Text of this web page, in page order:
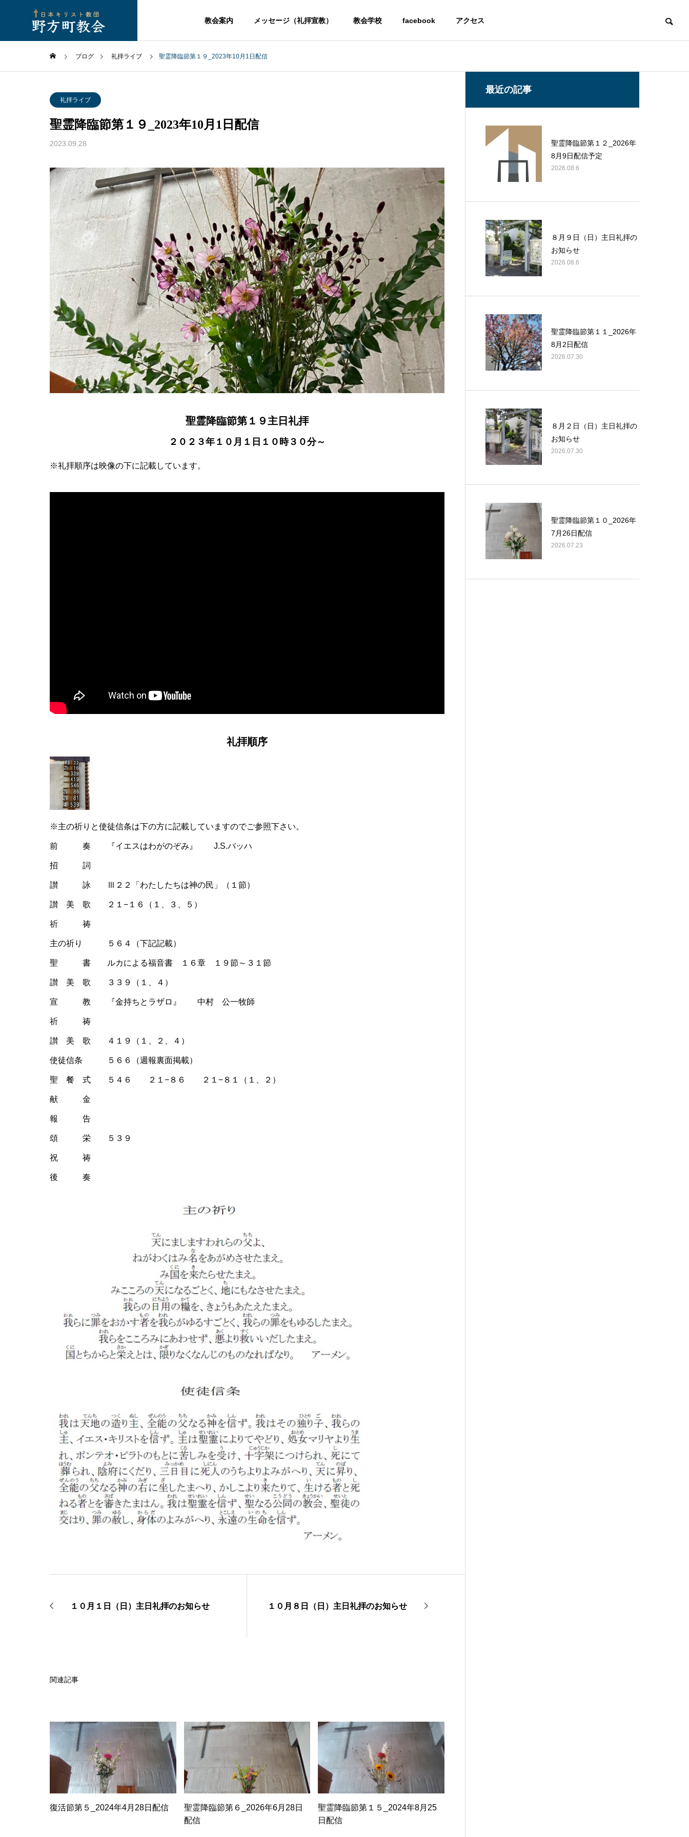
教会案内 メッセージ（礼拝宣教） 教会学校 facebook アクセス
ブログ 礼拝ライブ 聖霊降臨節第１９_2023年10月1日配信
礼拝ライブ
聖霊降臨節第１９_2023年10月1日配信
2023.09.28
聖霊降臨節第１９主日礼拝
２０２３年１０月１日１０時３０分～
※礼拝順序は映像の下に記載しています。
礼拝順序
※主の祈りと使徒信条は下の方に記載していますのでご参照下さい。
前 奏 『イエスはわがのぞみ』 J.S.バッハ
招 詞
讃 詠 Ⅲ２２「わたしたちは神の民」（１節）
讃 美 歌 ２１−１６（１、３、５）
祈 祷
主の祈り ５６４（下記記載）
聖 書 ルカによる福音書 １６章 １９節～３１節
讃 美 歌 ３３９（１、４）
宣 教 『金持ちとラザロ』 中村 公一牧師
祈 祷
讃 美 歌 ４１９（１、２、４）
使徒信条 ５６６（週報裏面掲載）
聖 餐 式 ５４６ ２１−８６ ２１−８１（１、２）
献 金
報 告
頌 栄 ５３９
祝 祷
後 奏
１０月１日（日）主日礼拝のお知らせ １０月８日（日）主日礼拝のお知らせ
関連記事
復活節第５_2024年4月28日配信
聖霊降臨節第６_2026年6月28日
配信
聖霊降臨節第１５_2024年8月25
日配信
最近の記事
聖霊降臨節第１２_2026年
8月9日配信予定
2026.08.6
８月９日（日）主日礼拝の
お知らせ
2026.08.6
聖霊降臨節第１１_2026年
8月2日配信
2026.07.30
８月２日（日）主日礼拝の
お知らせ
2026.07.30
聖霊降臨節第１０_2026年
7月26日配信
2026.07.23